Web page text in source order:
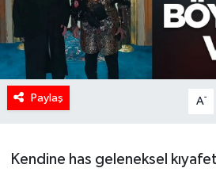
Paylaş A-
Kendine has geleneksel
KÜLTÜR SANAT
MAGAZİN
Oyun